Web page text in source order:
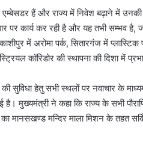
एम्बेसडर हैं और राज्य में निवेश बढ़ाने में
कार्य कर रही है और यह तभी सम्भव है,
में अरोमा पर्क, सितारगंज में प्लास्टिक
कॉरिडोर की स्थापना की दिशा में
सुविधा हेतु सभी स्थलों पर नवाचार के
है। मुख्यमंत्री ने कहा कि राज्य के सभी
मानसखण्ड मन्दिर माला मिशन के तहत